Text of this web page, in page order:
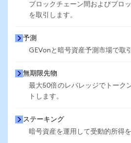
ブロックチェーン間およびブロ
を取引します。
予測
GEVonと暗号資産予測市場で取
無期限先物
最大50倍のレバレッジでトーク
トします。
ステーキング
暗号資産を運用して受動的所得